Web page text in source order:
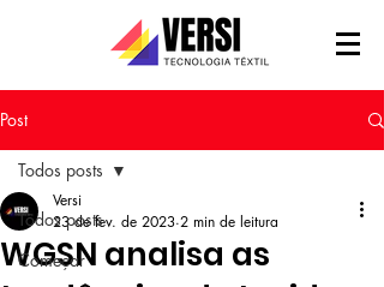
Post
Todos posts
Começar
Todos posts
WGSN analisa as
Versi
23 de fev. de 2023 2 min de leitura